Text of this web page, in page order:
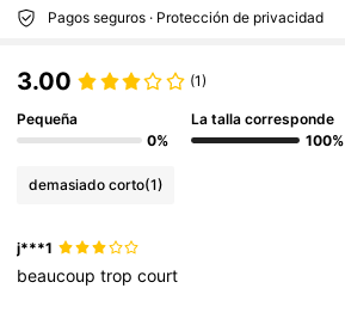
Pagos seguros · Protección de privacidad
3.00 (1)
Pequeña
0%
La talla corresponde
100%
demasiado corto(1)
j***1
beaucouptropcourt